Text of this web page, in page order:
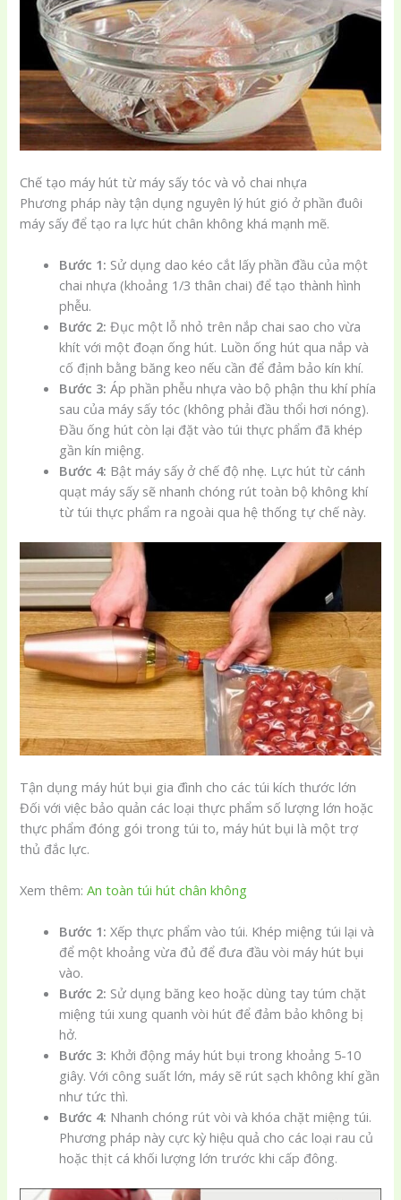
Chế tạo máy hút từ máy sấy tóc và vỏ chai nhựa
Phương pháp này tận dụng nguyên lý hút gió ở phần đuôi
máy sấy để tạo ra lực hút chân không khá mạnh mẽ.
Bước 1: Sử dụng dao kéo cắt lấy phần đầu của một
chai nhựa (khoảng 1/3 thân chai) để tạo thành hình
phễu.
Bước 2: Đục một lỗ nhỏ trên nắp chai sao cho vừa
khít với một đoạn ống hút. Luồn ống hút qua nắp và
cố định bằng băng keo nếu cần để đảm bảo kín khí.
Bước 3: Áp phần phễu nhựa vào bộ phận thu khí phía
sau của máy sấy tóc (không phải đầu thổi hơi nóng).
Đầu ống hút còn lại đặt vào túi thực phẩm đã khép
gần kín miệng.
Bước 4: Bật máy sấy ở chế độ nhẹ. Lực hút từ cánh
quạt máy sấy sẽ nhanh chóng rút toàn bộ không khí
từ túi thực phẩm ra ngoài qua hệ thống tự chế này.
Tận dụng máy hút bụi gia đình cho các túi kích thước lớn
Đối với việc bảo quản các loại thực phẩm số lượng lớn hoặc
thực phẩm đóng gói trong túi to, máy hút bụi là một trợ
thủ đắc lực.
Xem thêm:An toàn túi hút chân không
Bước 1: Xếp thực phẩm vào túi. Khép miệng túi lại và
để một khoảng vừa đủ để đưa đầu vòi máy hút bụi
vào.
Bước 2: Sử dụng băng keo hoặc dùng tay túm chặt
miệng túi xung quanh vòi hút để đảm bảo không bị
hở.
Bước 3: Khởi động máy hút bụi trong khoảng 5-10
giây. Với công suất lớn, máy sẽ rút sạch không khí gần
như tức thì.
Bước 4: Nhanh chóng rút vòi và khóa chặt miệng túi.
Phương pháp này cực kỳ hiệu quả cho các loại rau củ
hoặc thịt cá khối lượng lớn trước khi cấp đông.